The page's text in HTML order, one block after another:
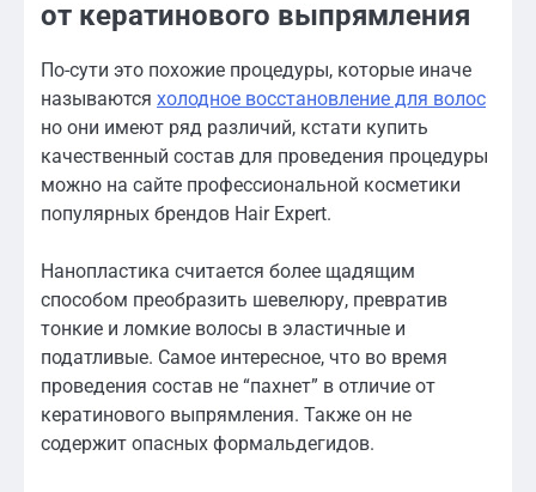
от кератинового выпрямления
По-сути это похожие процедуры, которые иначе
называются холодное восстановление для волос
но они имеют ряд различий, кстати купить
качественный состав для проведения процедуры
можно на сайте профессиональной косметики
популярных брендов Hair Expert.
Нанопластика считается более щадящим
способом преобразить шевелюру, превратив
тонкие и ломкие волосы в эластичные и
податливые. Самое интересное, что во время
проведения состав не “пахнет” в отличие от
кератинового выпрямления. Также он не
содержит опасных формальдегидов.